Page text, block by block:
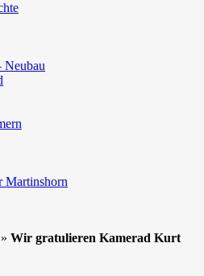
Neubau
Martinshorn
» Wir gratulieren Kamerad Kurt